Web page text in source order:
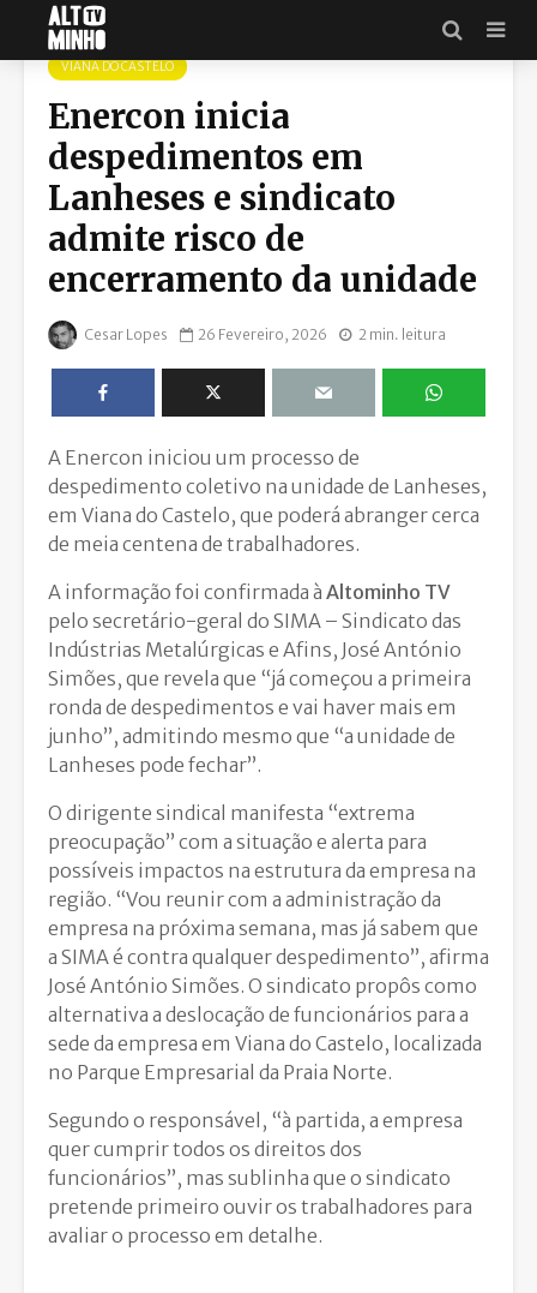
VIANA DO CASTELO
Enercon inicia
despedimentos em
Lanheses e sindicato
admite risco de
encerramento da unidade
Cesar Lopes 26 Fevereiro, 2026 2 min. leitura
A Enercon iniciou um processo de
despedimento coletivo na unidade de Lanheses,
em Viana do Castelo, que poderá abranger cerca
de meia centena de trabalhadores.
A informação foi confirmada à Altominho TV
pelo secretário-geral do SIMA – Sindicato das
Indústrias Metalúrgicas e Afins, José António
Simões, que revela que “já começou a primeira
ronda de despedimentos e vai haver mais em
junho”, admitindo mesmo que “a unidade de
Lanheses pode fechar”.
O dirigente sindical manifesta “extrema
preocupação” com a situação e alerta para
possíveis impactos na estrutura da empresa na
região. “Vou reunir com a administração da
empresa na próxima semana, mas já sabem que
a SIMA é contra qualquer despedimento”, afirma
José António Simões. O sindicato propôs como
alternativa a deslocação de funcionários para a
sede da empresa em Viana do Castelo, localizada
no Parque Empresarial da Praia Norte.
Segundo o responsável, “à partida, a empresa
quer cumprir todos os direitos dos
funcionários”, mas sublinha que o sindicato
pretende primeiro ouvir os trabalhadores para
avaliar o processo em detalhe.